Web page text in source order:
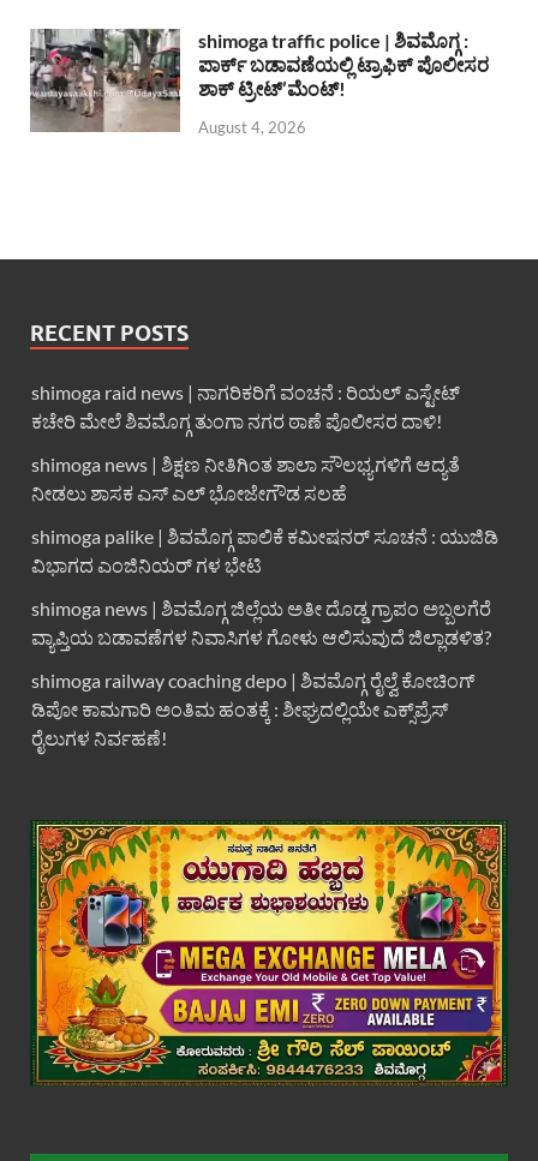
shimoga traffic police | ಶಿವಮೊಗ್ಗ :
ಪಾರ್ಕ್ ಬಡಾವಣೆಯಲ್ಲಿ ಟ್ರಾಫಿಕ್ ಪೊಲೀಸರ
ಶಾಕ್ ಟ್ರೀಟ್’ಮೆಂಟ್!
August 4, 2026
RECENT POSTS
shimoga raid news | ನಾಗರಿಕರಿಗೆ ವಂಚನೆ : ರಿಯಲ್ ಎಸ್ಟೇಟ್
ಕಚೇರಿ ಮೇಲೆ ಶಿವಮೊಗ್ಗ ತುಂಗಾ ನಗರ ಠಾಣೆ ಪೊಲೀಸರ ದಾಳಿ!
shimoga news | ಶಿಕ್ಷಣ ನೀತಿಗಿಂತ ಶಾಲಾ ಸೌಲಭ್ಯಗಳಿಗೆ ಆದ್ಯತೆ
ನೀಡಲು ಶಾಸಕ ಎಸ್ ಎಲ್ ಭೋಜೇಗೌಡ ಸಲಹೆ
shimoga palike | ಶಿವಮೊಗ್ಗ ಪಾಲಿಕೆ ಕಮೀಷನರ್ ಸೂಚನೆ : ಯುಜಿಡಿ
ವಿಭಾಗದ ಎಂಜಿನಿಯರ್ ಗಳ ಭೇಟಿ
shimoga news | ಶಿವಮೊಗ್ಗ ಜಿಲ್ಲೆಯ ಅತೀ ದೊಡ್ಡ ಗ್ರಾಪಂ ಅಬ್ಬಲಗೆರೆ
ವ್ಯಾಪ್ತಿಯ ಬಡಾವಣೆಗಳ ನಿವಾಸಿಗಳ ಗೋಳು ಆಲಿಸುವುದೆ ಜಿಲ್ಲಾಡಳಿತ?
shimoga railway coaching depo | ಶಿವಮೊಗ್ಗ ರೈಲ್ವೆ ಕೋಚಿಂಗ್
ಡಿಪೋ ಕಾಮಗಾರಿ ಅಂತಿಮ ಹಂತಕ್ಕೆ : ಶೀಘ್ರದಲ್ಲಿಯೇ ಎಕ್ಸ್‌ಪ್ರೆಸ್
ರೈಲುಗಳ ನಿರ್ವಹಣೆ!